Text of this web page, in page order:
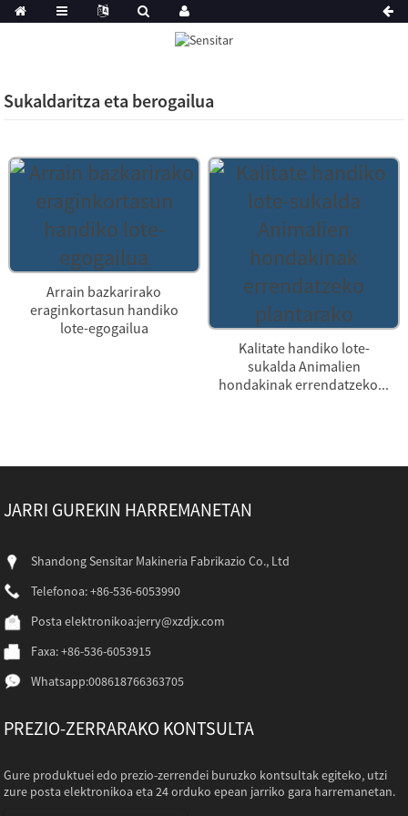
Sukaldaritza eta berogailua
Arrain bazkarirako
eraginkortasun handiko
lote-egogailua
Kalitate handiko lote-
sukalda Animalien
hondakinak errendatzeko...
JARRI GUREKIN HARREMANETAN
Shandong Sensitar Makineria Fabrikazio Co., Ltd
Telefonoa: +86-536-6053990
Posta elektronikoa:jerry@xzdjx.com
Faxa: +86-536-6053915
Whatsapp:008618766363705
PREZIO-ZERRARAKO KONTSULTA
Gure produktuei edo prezio-zerrendei buruzko kontsultak egiteko, utzi
zure posta elektronikoa eta 24 orduko epean jarriko gara harremanetan.